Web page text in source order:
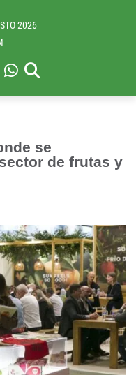
2026
se
de frutas y